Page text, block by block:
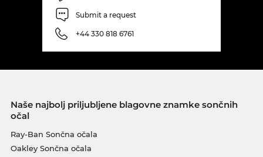
Submit a request
+44 330 818 6761
Naše najbolj priljubljene blagovne znamke sončnih
očal
Ray-Ban Sončna očala
Oakley Sončna očala